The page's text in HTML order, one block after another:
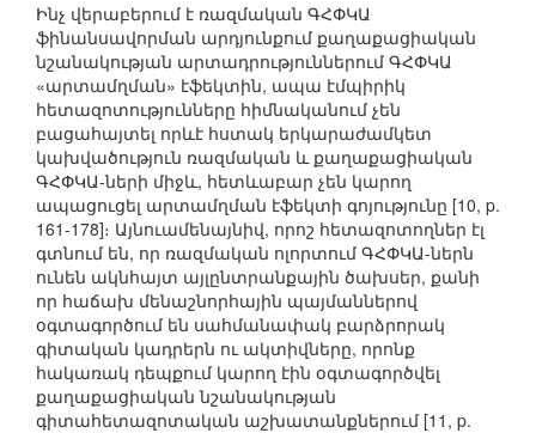
Ինչ վերաբերում է ռազմական ԳՀՓԿԱ
ֆինանսավորման արդյունքում քաղաքացիական
նշանակության արտադրություններում ԳՀՓԿԱ
«արտամղման» էֆեկտին, ապա էմպիրիկ
հետազոտությունները հիմնականում չեն
բացահայտել որևէ հստակ երկարաժամկետ
կախվածություն ռազմական և քաղաքացիական
ԳՀՓԿԱ-ների միջև, հետևաբար չեն կարող
ապացուցել արտամղման էֆեկտի գոյությունը [10, p.
161-178]։ Այնուամենայնիվ, որոշ հետազոտողներ էլ
գտնում են, որ ռազմական ոլորտում ԳՀՓԿԱ-ներն
ունեն ակնհայտ այլընտրանքային ծախսեր, քանի
որ հաճախ մենաշնորհային պայմաններով
օգտագործում են սահմանափակ բարձրորակ
գիտական կադրերն ու ակտիվները, որոնք
հակառակ դեպքում կարող էին օգտագործվել
քաղաքացիական նշանակության
գիտահետազոտական աշխատանքներում [11, p.